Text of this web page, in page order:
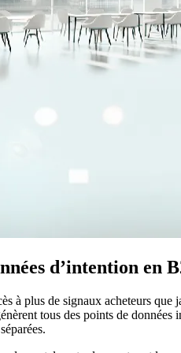
d’intention en
à plus de signaux acheteurs
tous des points de